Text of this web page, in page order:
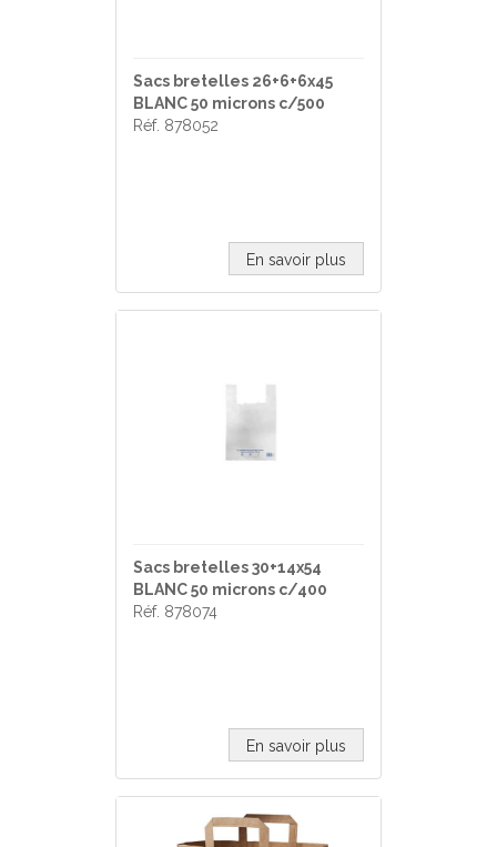
Sacs bretelles 26+6+6x45
BLANC 50 microns c/500
Réf. 878052
En savoir plus
Sacs bretelles 30+14x54
BLANC 50 microns c/400
Réf. 878074
En savoir plus